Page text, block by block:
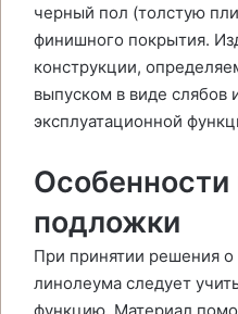
черный пол (толстую
финишного покрытия.
конструкции,
выпуском в виде слябов
эксплуатационной
Особенности
подложки
При принятии решения
линолеума следует